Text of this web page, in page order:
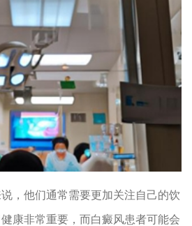
他们通常需要更加关注自己的饮
康非常重要，而白癜风患者可能会